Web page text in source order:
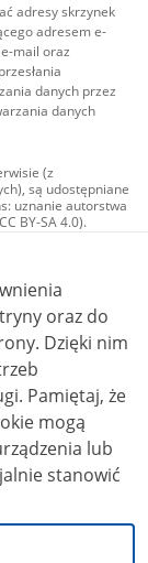
adresy skrzynek
adresem e-
mail oraz
danych przez
danych
(z
są udostępniane
uznanie autorstwa
BY-SA 4.0).
materiały
typu
użycie
4.0 (CC BY-
inaczej.
oraz do
nim
że
mogą
lub
stanowić